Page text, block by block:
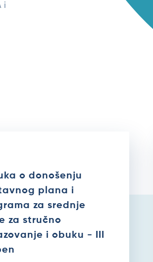
i
o donošenju
plana i
za srednje
za stručno
i obuku - III